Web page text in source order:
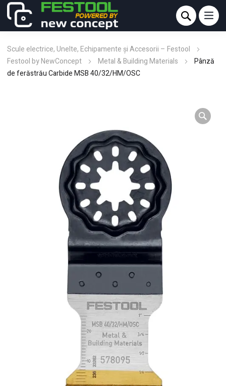
Scule electrice, Unelte, Echipamente și Accesorii – Festool
Festool by NewConcept
Metal & Building Materials
Pânză
de ferăstrău Carbide MSB 40/32/HM/OSC